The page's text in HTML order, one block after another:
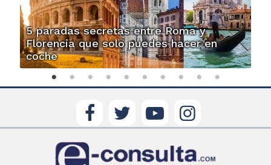
5 paradas secretas entre Roma y
Florencia que solo puedes hacer en
coche